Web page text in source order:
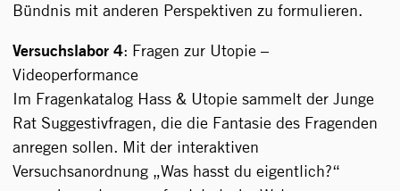
Bündnis mit anderen Perspektiven zu formulieren.
Versuchslabor 4: Fragen zur Utopie –
Videoperformance
Im Fragenkatalog Hass & Utopie sammelt der Junge
Rat Suggestivfragen, die die Fantasie des Fragenden
anregen sollen. Mit der interaktiven
Versuchsanordnung „Was hasst du eigentlich?“